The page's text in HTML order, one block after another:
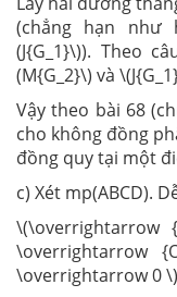
(chẳng hạn như
(J{G_1}\)). Theo
(M{G_2}\) và
Vậy theo bài 68
cho không đồng
đồng quy tại một
c) Xét mp(ABCD).
\overrightarrow
\overrightarrow 0 \)